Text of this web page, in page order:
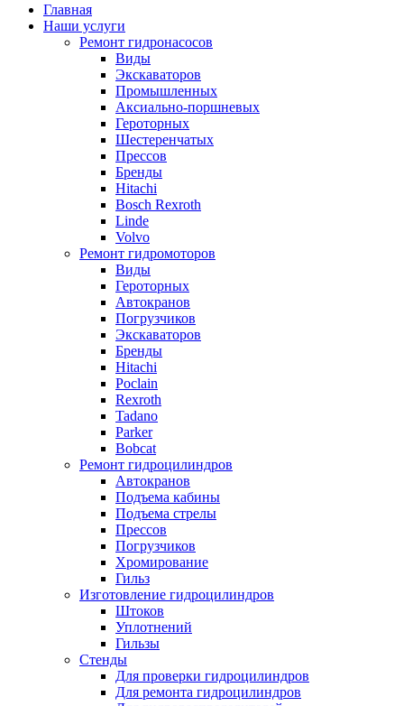
Главная
Наши услуги
Ремонт гидронасосов
Виды
Экскаваторов
Промышленных
Аксиально-поршневых
Героторных
Шестеренчатых
Прессов
Бренды
Hitachi
Bosch Rexroth
Linde
Volvo
Ремонт гидромоторов
Виды
Героторных
Автокранов
Погрузчиков
Экскаваторов
Бренды
Hitachi
Poclain
Rexroth
Tadano
Parker
Bobcat
Ремонт гидроцилиндров
Автокранов
Подъема кабины
Подъема стрелы
Прессов
Погрузчиков
Хромирование
Гильз
Изготовление гидроцилиндров
Штоков
Уплотнений
Гильзы
Стенды
Для проверки гидроцилиндров
Для ремонта гидроцилиндров